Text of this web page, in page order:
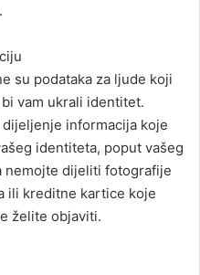
su podataka za ljude koji
vam ukrali identitet.
informacija koje
identiteta, poput vašeg
nemojte dijeliti fotografije
ili kreditne kartice koje
želite objaviti.